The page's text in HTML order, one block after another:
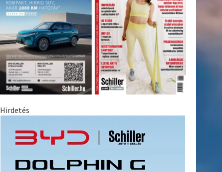
Hirdetés